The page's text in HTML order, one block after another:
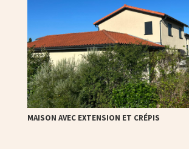
MAISON AVEC EXTENSION ET CRÉPIS